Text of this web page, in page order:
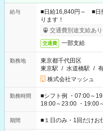
給与
■日給16,840円～ ■日
ります！
交通費別途支給あり
交通費 一部支給
勤務地
東京都千代田区
東京駅 / 水道橋駅 /
株式会社マッシュ
勤務時間
■シフト例 ・07:00～
18:00～23:00 ・19:00
etc ★最短で3時間で5,120円のお仕事から 15時間で2万円近く稼
げるお仕事も！ ご希望のお時間に合わせてご紹介！ ※シフトは
期間 ■１日のみ・1回だけお